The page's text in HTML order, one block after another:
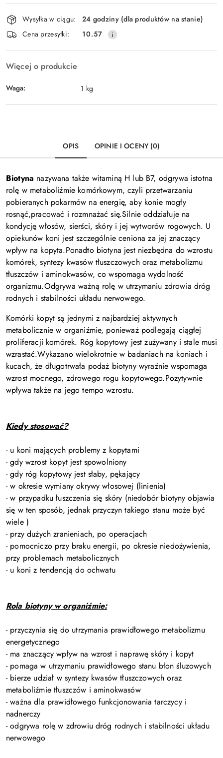
Dostępność
i
dostawa
Wysyłka w ciągu:
24 godziny (dla produktów na stanie)
Cena przesyłki:
10.57
Więcej o produkcie
Waga: 1 kg
OPIS OPINIE I OCENY (0)
Biotyna nazywana także witaminą H lub B7, odgrywa istotna
rolę w metaboliźmie komórkowym, czyli przetwarzaniu
pobieranych pokarmów na energię, aby konie mogły
rosnąć,pracować i rozmnażać się.Silnie oddziałuje na
kondycję włosów, sierści, skóry i jej wytworów rogowych. U
opiekunów koni jest szczególnie ceniona za jej znaczący
wpływ na kopyta.Ponadto biotyna jest niezbędna do wzrostu
komórek, syntezy kwasów tłuszczowych oraz metabolizmu
tłuszczów i aminokwasów, co wspomaga wydolność
organizmu.Odgrywa ważną rolę w utrzymaniu zdrowia dróg
rodnych i stabilności układu nerwowego.
Komórki kopyt są jednymi z najbardziej aktywnych
metabolicznie w organiźmie, ponieważ podlegają ciągłej
proliferacji komórek. Róg kopytowy jest zużywany i stale musi
wzrastać.Wykazano wielokrotnie w badaniach na koniach i
kucach, że długotrwała podaż biotyny wyraźnie wspomaga
wzrost mocnego, zdrowego rogu kopytowego.Pozytywnie
wpływa także na jego tempo wzrostu.
Kiedy stosować?
- u koni mających problemy z kopytami
- gdy wzrost kopyt jest spowolniony
- gdy róg kopytowy jest słaby, pękający
- w okresie wymiany okrywy włosowej (linienia)
- w przypadku łuszczenia się skóry (niedobór biotyny objawia
się w ten sposób, jednak przyczyn takiego stanu może być
wiele )
- przy dużych zranieniach, po operacjach
- pomocniczo przy braku energii, po okresie niedożywienia,
przy problemach metabolicznych
- u koni z tendencją do ochwatu
Rola biotyny w organiźmie:
- przyczynia się do utrzymania prawidłowego metabolizmu
energetycznego
- ma znaczący wpływ na wzrost i naprawę skóry i kopyt
- pomaga w utrzymaniu prawidłowego stanu błon śluzowych
- bierze udział w syntezy kwasów tłuszczowych oraz
metaboliźmie tłuszczów i aminokwasów
- ważna dla prawidłowego funkcjonowania tarczycy i
nadnerczy
- odgrywa rolę w zdrowiu dróg rodnych i stabilności układu
nerwowego